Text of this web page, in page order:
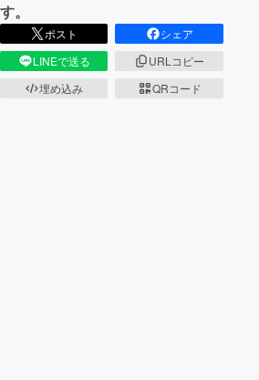
す。
ポスト
シェア
LINEで送る
URLコピー
埋め込み
QRコード